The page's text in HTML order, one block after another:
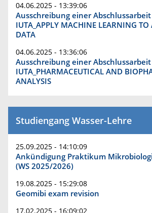
04.06.2025 - 13:39:06
Ausschreibung einer
IUTA_APPLY MACHINE LEARNING
DATA
04.06.2025 - 13:36:06
Ausschreibung einer
IUTA_PHARMACEUTICAL AND
ANALYSIS
Studiengang Wasser-Lehre
25.09.2025 - 14:10:09
Ankündigung Praktikum
(WS 2025/2026)
19.08.2025 - 15:29:08
Geomibi exam revision
17.02.2025 - 16:09:02